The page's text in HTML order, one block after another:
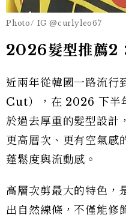
Photo/ IG @curlyleo67
2026髮型推薦2
近兩年從韓國一路流
Cut），在 2026 下半
於過去厚重的髮型設計
更高層次、更有空氣感
蓬鬆度與流動感。
高層次剪最大的特色，
出自然線條，不僅能修